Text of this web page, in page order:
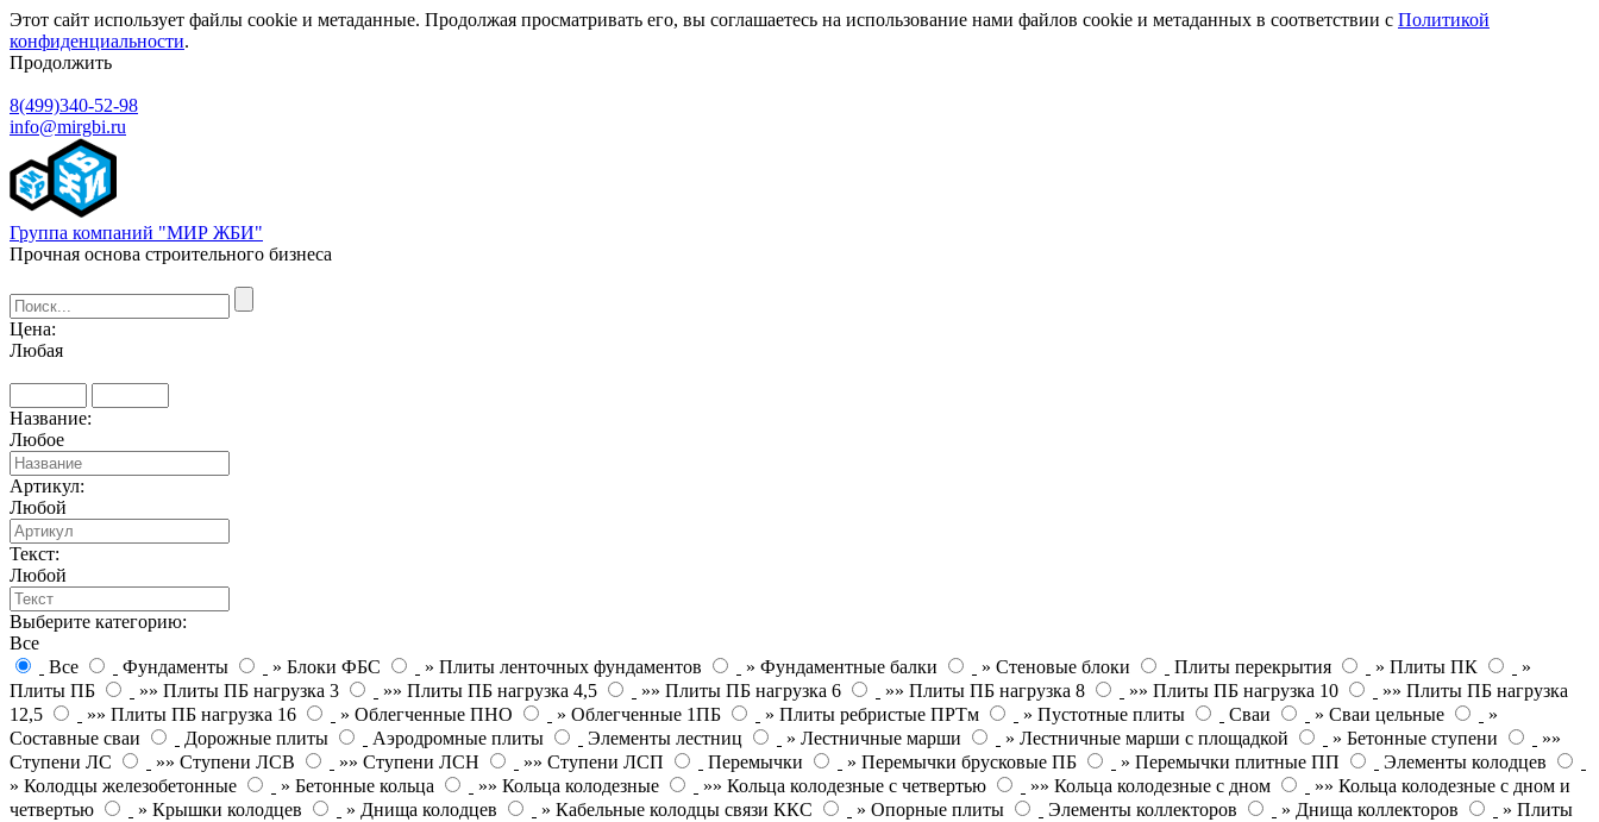
Этот сайт использует файлы cookie и метаданные. Продолжая просматривать его, вы соглашаетесь на использование нами файлов cookie и метаданных в соответствии с Политикой
конфиденциальности.
Продолжить
8(499)340-52-98
info@mirgbi.ru
Группа компаний "МИР ЖБИ"
Прочная основа строительного бизнеса
Цена:
Любая
Название:
Любое
Артикул:
Любой
Текст:
Любой
Выберите категорию:
Все
Все
Фундаменты » Блоки ФБС » Плиты ленточных фундаментов » Фундаментные балки » Стеновые блоки Плиты перекрытия » Плиты ПК
»
Плиты ПБ
»» Плиты ПБ нагрузка 3 »» Плиты ПБ нагрузка 4,5 »» Плиты ПБ нагрузка 6 »» Плиты ПБ нагрузка 8 »» Плиты ПБ нагрузка 10
»» Плиты ПБ нагрузка
12,5
»» Плиты ПБ нагрузка 16 » Облегченные ПНО » Облегченные 1ПБ » Плиты ребристые ПРТм » Пустотные плиты Сваи » Сваи цельные
»
Составные сваи
Дорожные плиты Аэродромные плиты Элементы лестниц » Лестничные марши » Лестничные марши с площадкой » Бетонные ступени
»»
Ступени ЛС
»» Ступени ЛСВ »» Ступени ЛСН »» Ступени ЛСП Перемычки » Перемычки брусковые ПБ » Перемычки плитные ПП
Элементы колодцев
» Колодцы железобетонные
» Бетонные кольца »» Кольца колодезные »» Кольца колодезные с четвертью »» Кольца колодезные с дном
»» Кольца колодезные с дном и
четвертью
» Крышки колодцев » Днища колодцев » Кабельные колодцы связи ККС » Опорные плиты Элементы коллекторов » Днища коллекторов
» Плиты